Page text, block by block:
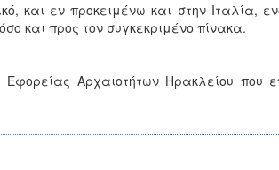
και εν προκειμένω και στην Ιταλία,
και προς τον συγκεκριμένο πίνακα.
Αρχαιοτήτων Ηρακλείου που